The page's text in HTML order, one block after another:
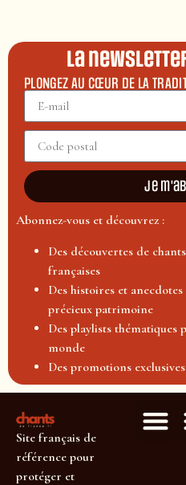
La
PLONGEZ AU CŒUR DE LA
Je
Abonnez-vous et découvrez :
Des découvertes de
françaises
Des histoires et
précieux patrimoine
Des playlists
monde
Des promotions
Site français de
référence pour
protéger et